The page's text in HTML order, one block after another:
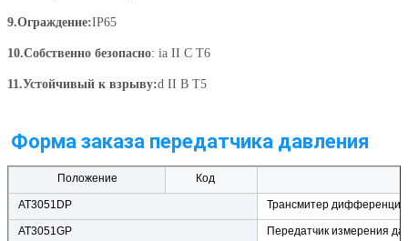
9.Ограждение:IP65
10.Собственно безопасно: ia II C T6
11.Устойчивый к взрыву:d II B T5
Форма заказа передатчика давления
Положение Код
AT3051DP Трансмитер
AT3051GP Передатчик измерения